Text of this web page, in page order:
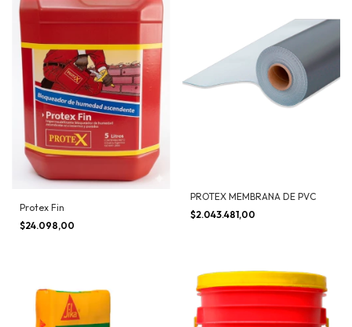
Protex Fin
$24.098,00
PROTEX MEMBRANA DE PVC
$2.043.481,00